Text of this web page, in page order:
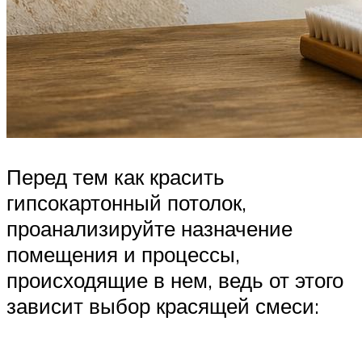
Перед тем как красить
гипсокартонный потолок,
проанализируйте назначение
помещения и процессы,
происходящие в нем, ведь от этого
зависит выбор красящей смеси: